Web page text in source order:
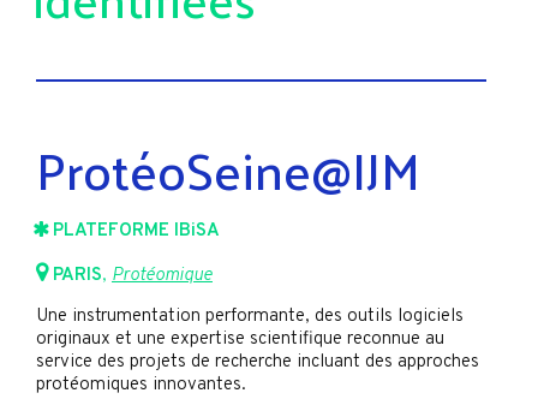
ProtéoSeine@IJM
PLATEFORME IBiSA
PARIS, Protéomique
Une instrumentation performante, des outils logiciels
originaux et une expertise scientifique reconnue au
service des projets de recherche incluant des approches
protéomiques innovantes.